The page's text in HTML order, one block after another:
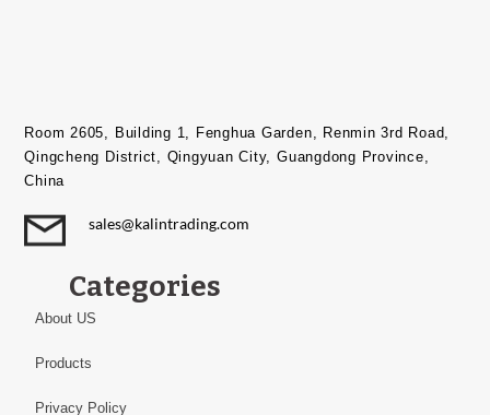
Room 2605, Building 1, Fenghua Garden, Renmin 3rd Road,
Qingcheng District, Qingyuan City, Guangdong Province,
China​
sales@kalintrading.com
Categories
About US
Products
Privacy Policy